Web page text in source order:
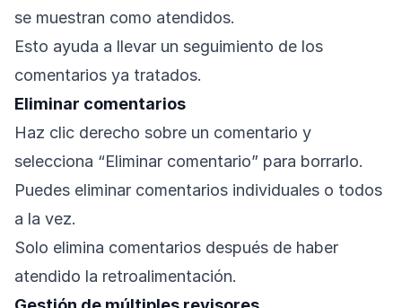
se muestran como atendidos.
Esto ayuda a llevar un seguimiento de los
comentarios ya tratados.
Eliminar comentarios
Haz clic derecho sobre un comentario y
selecciona “Eliminar comentario” para borrarlo.
Puedes eliminar comentarios individuales o todos
a la vez.
Solo elimina comentarios después de haber
atendido la retroalimentación.